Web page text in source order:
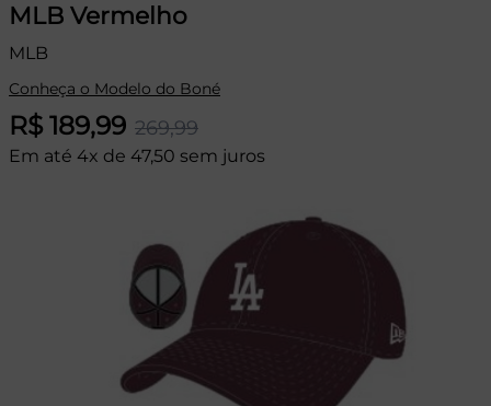
MLB Vermelho
MLB
Conheça o Modelo do Boné
R$ 189,99 269,99
Em até 4x de 47,50 sem juros